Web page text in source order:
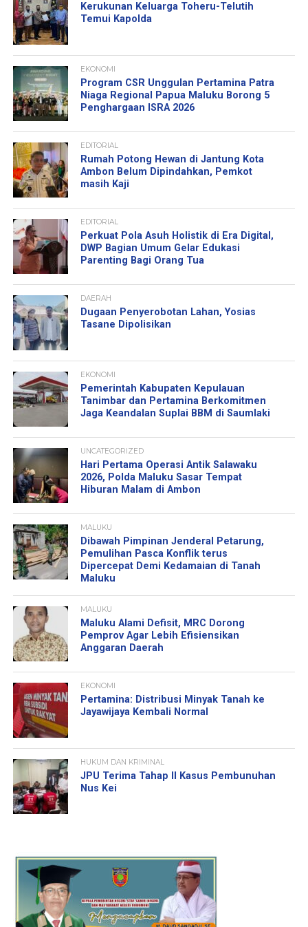
Kerukunan Keluarga Toheru-Telutih
Temui Kapolda
EKONOMI
Program CSR Unggulan Pertamina Patra
Niaga Regional Papua Maluku Borong 5
Penghargaan ISRA 2026
EDITORIAL
Rumah Potong Hewan di Jantung Kota
Ambon Belum Dipindahkan, Pemkot
masih Kaji
EDITORIAL
Perkuat Pola Asuh Holistik di Era Digital,
DWP Bagian Umum Gelar Edukasi
Parenting Bagi Orang Tua
DAERAH
Dugaan Penyerobotan Lahan, Yosias
Tasane Dipolisikan
EKONOMI
Pemerintah Kabupaten Kepulauan
Tanimbar dan Pertamina Berkomitmen
Jaga Keandalan Suplai BBM di Saumlaki
UNCATEGORIZED
Hari Pertama Operasi Antik Salawaku
2026, Polda Maluku Sasar Tempat
Hiburan Malam di Ambon
MALUKU
Dibawah Pimpinan Jenderal Petarung,
Pemulihan Pasca Konflik terus
Dipercepat Demi Kedamaian di Tanah
Maluku
MALUKU
Maluku Alami Defisit, MRC Dorong
Pemprov Agar Lebih Efisiensikan
Anggaran Daerah
EKONOMI
Pertamina: Distribusi Minyak Tanah ke
Jayawijaya Kembali Normal
HUKUM DAN KRIMINAL
JPU Terima Tahap II Kasus Pembunuhan
Nus Kei